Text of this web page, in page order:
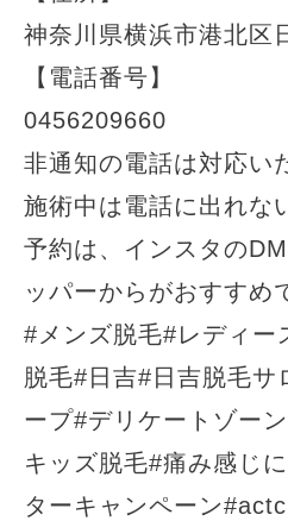
神奈川県横浜市港北区
【電話番号】
0456209660
非通知の電話は対応い
施術中は電話に出れな
予約は、インスタの
ッパーからがおすすめ
#メンズ脱毛#レディー
脱毛#日吉#日吉脱毛
ープ#デリケートゾー
キッズ脱毛#痛み感じ
ターキャンペーン